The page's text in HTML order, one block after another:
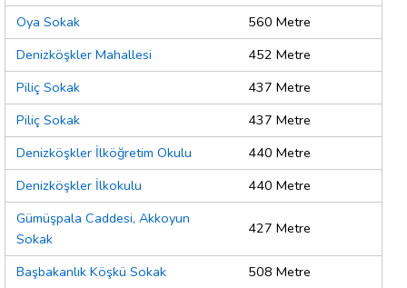
Oya Sokak
560 Metre
Denizköşkler Mahallesi
452 Metre
Piliç Sokak
437 Metre
Piliç Sokak
437 Metre
Denizköşkler İlköğretim Okulu
440 Metre
Denizköşkler İlkokulu
440 Metre
Gümüşpala Caddesi, Akkoyun
Sokak
427 Metre
Başbakanlık Köşkü Sokak
508 Metre